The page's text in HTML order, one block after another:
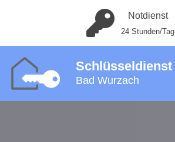
Notdienst
24 Stunden/Tag
Schlüsseldienst
Bad Wurzach